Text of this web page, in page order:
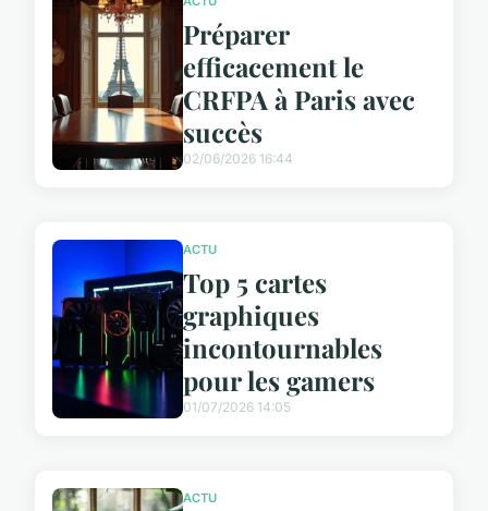
Préparer
efficacement le
CRFPA à Paris avec
succès
02/06/2026 16:44
ACTU
Top 5 cartes
graphiques
incontournables
pour les gamers
01/07/2026 14:05
ACTU